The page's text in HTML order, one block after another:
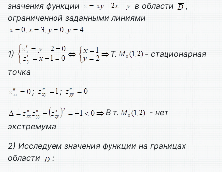
значения функции
в области
,
ограниченной заданными линиями
1) Т.
- стационарная
точка
;
;
В т.
- нет
экстремума
2) Исследуем значения функции на границах
области
: